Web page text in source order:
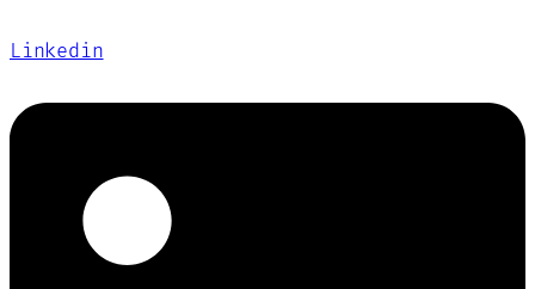
Linkedin